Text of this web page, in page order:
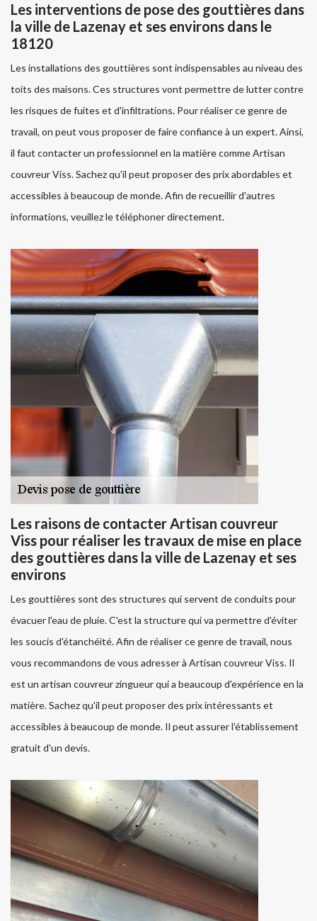
Les interventions de pose des gouttières dans
la ville de Lazenay et ses environs dans le
18120
Les installations des gouttières sont indispensables au niveau des
toits des maisons. Ces structures vont permettre de lutter contre
les risques de fuites et d'infiltrations. Pour réaliser ce genre de
travail, on peut vous proposer de faire confiance à un expert. Ainsi,
il faut contacter un professionnel en la matière comme Artisan
couvreur Viss. Sachez qu'il peut proposer des prix abordables et
accessibles à beaucoup de monde. Afin de recueillir d'autres
informations, veuillez le téléphoner directement.
Les raisons de contacter Artisan couvreur
Viss pour réaliser les travaux de mise en place
des gouttières dans la ville de Lazenay et ses
environs
Les gouttières sont des structures qui servent de conduits pour
évacuer l'eau de pluie. C'est la structure qui va permettre d'éviter
les soucis d'étanchéité. Afin de réaliser ce genre de travail, nous
vous recommandons de vous adresser à Artisan couvreur Viss. Il
est un artisan couvreur zingueur qui a beaucoup d'expérience en la
matière. Sachez qu'il peut proposer des prix intéressants et
accessibles à beaucoup de monde. Il peut assurer l'établissement
gratuit d'un devis.